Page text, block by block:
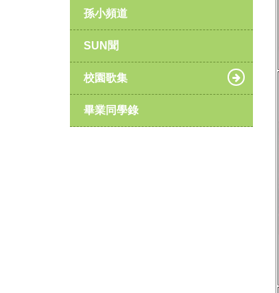
孫小頻道
SUN聞
校園歌集
畢業同學錄